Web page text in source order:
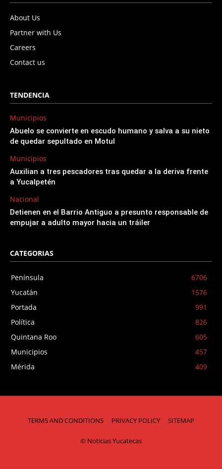
About Us
Partner with Us
Careers
Contact us
TENDENCIA
Municipios
Abuelo se convierte en escudo humano y salva a su nieto
de quedar sepultado en Motul
Municipios
Auxilian a tres pescadores tras quedar a la deriva frente
a Yucalpetén
Nacional
Detienen en el Barrio Antiguo a presunto responsable de
empujar a adulto mayor hacia un tráiler
CATEGORIAS
Península
6706
Yucatán
1576
Portada
991
Política
826
Quintana Roo
605
Municipios
457
Mérida
409
TERMS AND CONDITIONS PRIVACY POLICY SITEMAP
© Noticias Yucatecas